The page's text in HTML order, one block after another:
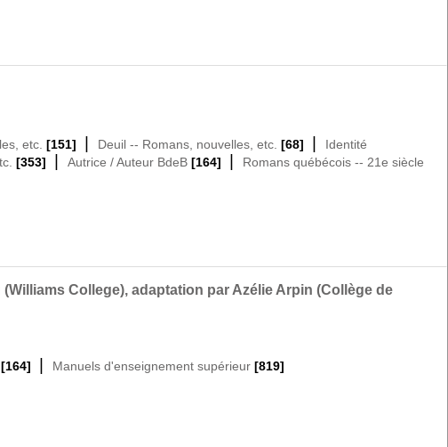
etc. [151] Deuil -- Romans, nouvelles, etc. [68]
Identité
[353] Autrice / Auteur BdeB [164]
Romans québécois -- 21e siècle
College), adaptation par Azélie Arpin (Collège de
[164] Manuels d'enseignement supérieur [819]